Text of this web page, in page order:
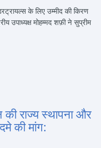
के लिए उम्मीद की किरण
उपाध्यक्ष मोहम्मद शफ़ी ने सुप्रीम
की राज्य स्थापना और
की मांग: